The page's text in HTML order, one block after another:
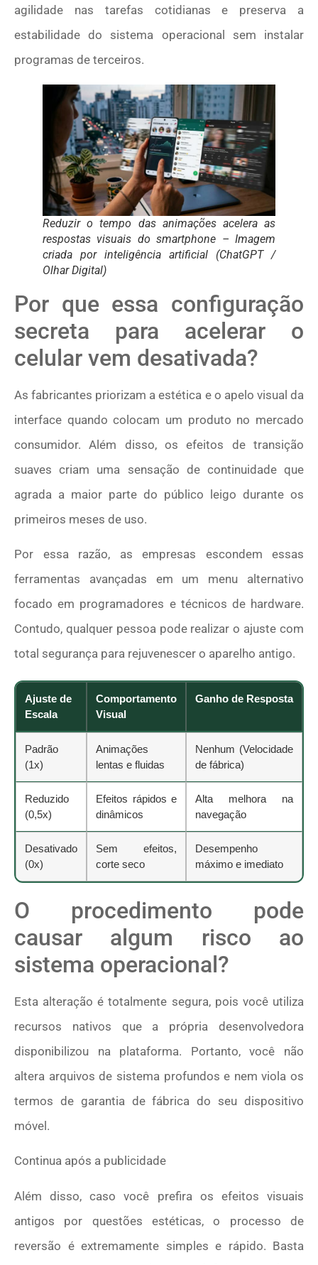
agilidade nas tarefas cotidianas e preserva a
estabilidade do sistema operacional sem instalar
programas de terceiros.
Reduzir o tempo das animações acelera as
respostas visuais do smartphone – Imagem
criada por inteligência artificial (ChatGPT /
Olhar Digital)
Por que essa configuração
secreta para acelerar o
celular vem desativada?
As fabricantes priorizam a estética e o apelo visual da
interface quando colocam um produto no mercado
consumidor. Além disso, os efeitos de transição
suaves criam uma sensação de continuidade que
agrada a maior parte do público leigo durante os
primeiros meses de uso.
Por essa razão, as empresas escondem essas
ferramentas avançadas em um menu alternativo
focado em programadores e técnicos de hardware.
Contudo, qualquer pessoa pode realizar o ajuste com
total segurança para rejuvenescer o aparelho antigo.
Ajuste de
Escala
Comportamento
Visual
Ganho de Resposta
Padrão
(1x)
Animações
lentas e fluidas
Nenhum (Velocidade
de fábrica)
Reduzido
(0,5x)
Efeitos rápidos e
dinâmicos
Alta melhora na
navegação
Desativado
(0x)
Sem efeitos,
corte seco
Desempenho
máximo e imediato
O procedimento pode
causar algum risco ao
sistema operacional?
Esta alteração é totalmente segura, pois você utiliza
recursos nativos que a própria desenvolvedora
disponibilizou na plataforma. Portanto, você não
altera arquivos de sistema profundos e nem viola os
termos de garantia de fábrica do seu dispositivo
móvel.
Continua após a publicidade
Além disso, caso você prefira os efeitos visuais
antigos por questões estéticas, o processo de
reversão é extremamente simples e rápido. Basta